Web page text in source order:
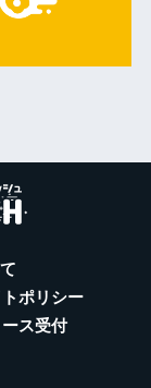
ポリシー
ス受付